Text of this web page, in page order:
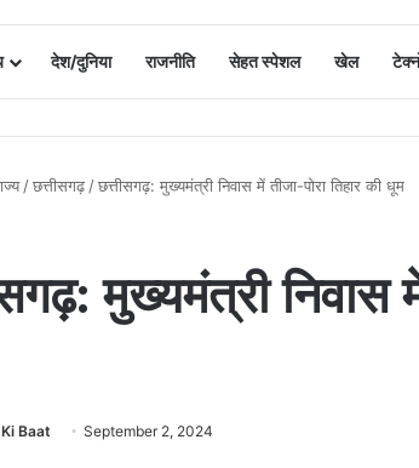
देश/दुनिया राजनीति सेहत स्पेशल खेल
/छत्तीसगढ़ /छत्तीसगढ़: मुख्यमंत्री निवास में तीजा-पोरा तिहार की धूम
मुख्यमंत्री निवास
Baat September 2, 2024